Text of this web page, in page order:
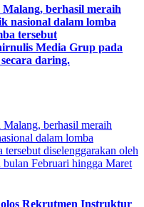
berhasil meraih
nasional dalam lomba
tersebut
Media Grup pada
daring.
Rekrutmen Instruktur